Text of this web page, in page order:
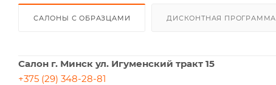
САЛОНЫ С ОБРАЗЦАМИ ДИСКОНТНАЯ ПРОГРАММА
Салон г. Минск ул. Игуменский тракт 15
+375 (29) 348-28-81